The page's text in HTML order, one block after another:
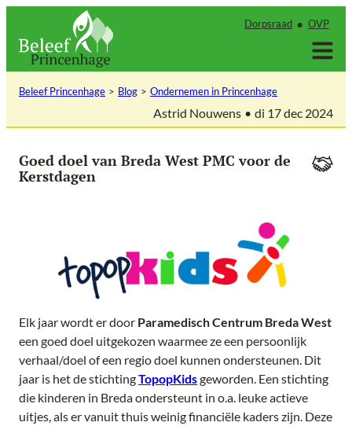
inhoud
Dorpsraad OVP
Beleef Princenhage Blog Ondernemen in Princenhage
Astrid Nouwens di 17 dec 2024
Goed doel van Breda West PMC voor de
Kerstdagen
Elk jaar wordt er door Paramedisch Centrum Breda West
een goed doel uitgekozen waarmee ze een persoonlijk
verhaal/doel of een regio doel kunnen ondersteunen. Dit
jaar is het de stichtingTopopKidsgeworden. Een stichting
die kinderen in Breda ondersteunt in o.a. leuke actieve
uitjes, als er vanuit thuis weinig financiële kaders zijn. Deze